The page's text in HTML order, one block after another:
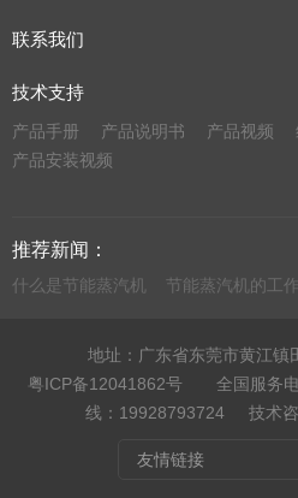
联系我们
技术支持
产品手册 产品说明书 产品视频
产品安装视频
推荐新闻：
什么是节能蒸汽机 节能蒸汽机的工
地址：广东省东莞市黄江镇
粤ICP备12041862号全国服务电
线：19928793724 技术咨
友情链接